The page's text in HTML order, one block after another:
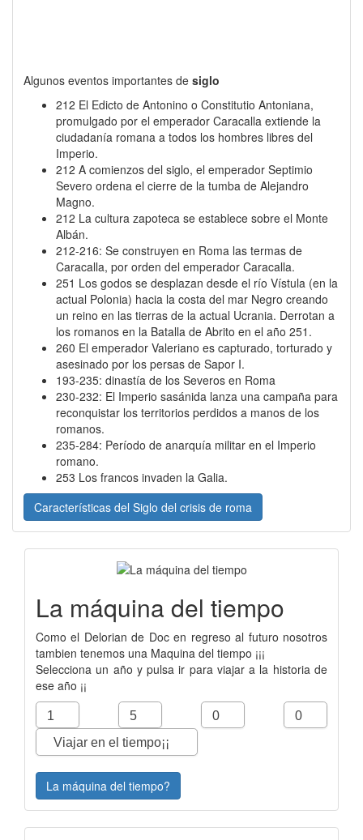
Algunos eventos importantes de siglo
212 El Edicto de Antonino o Constitutio Antoniana,
promulgado por el emperador Caracalla extiende la
ciudadanía romana a todos los hombres libres del
Imperio.
212 A comienzos del siglo, el emperador Septimio
Severo ordena el cierre de la tumba de Alejandro
Magno.
212 La cultura zapoteca se establece sobre el Monte
Albán.
212-216: Se construyen en Roma las termas de
Caracalla, por orden del emperador Caracalla.
251 Los godos se desplazan desde el río Vístula (en la
actual Polonia) hacia la costa del mar Negro creando
un reino en las tierras de la actual Ucrania. Derrotan a
los romanos en la Batalla de Abrito en el año 251.
260 El emperador Valeriano es capturado, torturado y
asesinado por los persas de Sapor I.
193-235: dinastía de los Severos en Roma
230-232: El Imperio sasánida lanza una campaña para
reconquistar los territorios perdidos a manos de los
romanos.
235-284: Período de anarquía militar en el Imperio
romano.
253 Los francos invaden la Galia.
Características del Siglo del crisis de roma
La máquina del tiempo
Como el Delorian de Doc en regreso al futuro nosotros
tambien tenemos una Maquina del tiempo ¡¡¡
Selecciona un año y pulsa ir para viajar a la historia de
ese año ¡¡
La máquina del tiempo?